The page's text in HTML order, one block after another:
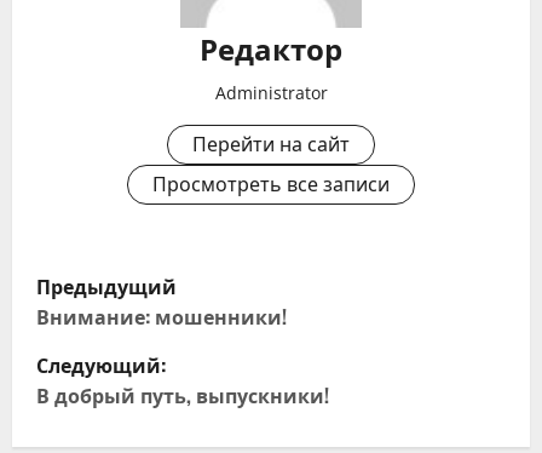
Редактор
Administrator
Перейти на сайт
Просмотреть все записи
Н
а
в
Предыдущий
Внимание: мошенники!
Следующий:
В добрый путь, выпускники!